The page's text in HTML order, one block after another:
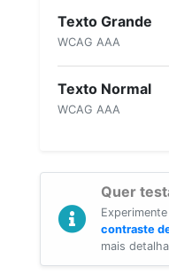
Texto Grande
WCAG AAA
Texto Normal
WCAG AAA
Quer
contraste
mais